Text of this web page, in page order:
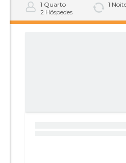
1 Quarto
2 Hóspedes
1